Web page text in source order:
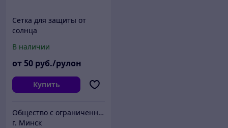
Сетка для защиты от
солнца
В наличии
от 50 руб./рулон
Купить
Общество с ограниченной ответственностью «Жилтехтрейд»
г. Минск